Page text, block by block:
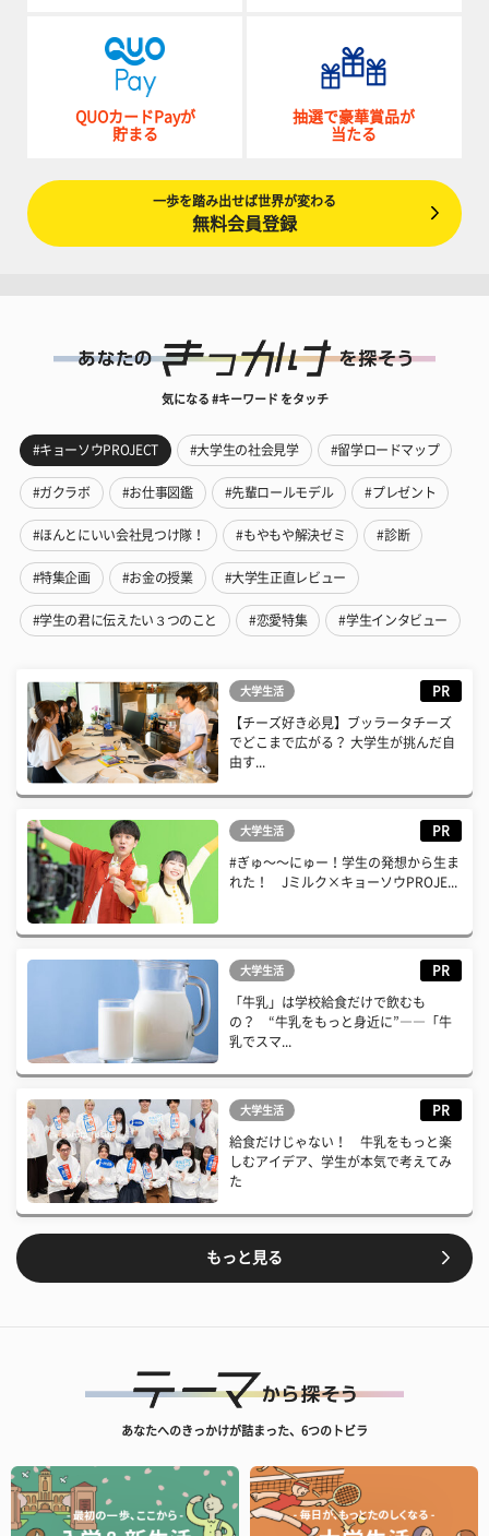
QUOカードPayが
貯まる
抽選で豪華賞品が
当たる
一歩を踏み出せば世界が変わる
無料会員登録
気になる #キーワード をタッチ
#キョーソウPROJECT #大学生の社会見学 #留学ロードマップ
#ガクラボ #お仕事図鑑 #先輩ロールモデル #プレゼント
#ほんとにいい会社見つけ隊！ #もやもや解決ゼミ #診断
#特集企画 #お金の授業 #大学生正直レビュー
#学生の君に伝えたい３つのこと #恋愛特集 #学生インタビュー
大学生活 PR
【チーズ好き必見】ブッラータチーズ
でどこまで広がる？ 大学生が挑んだ自
由す...
大学生活 PR
#ぎゅ〜〜にゅー！学生の発想から生ま
れた！ Jミルク×キョーソウPROJE...
大学生活 PR
「牛乳」は学校給食だけで飲むも
の？ “牛乳をもっと身近に”――「牛
乳でスマ...
大学生活 PR
給食だけじゃない！ 牛乳をもっと楽
しむアイデア、学生が本気で考えてみ
た
もっと見る
あなたへのきっかけが詰まった、6つのトビラ